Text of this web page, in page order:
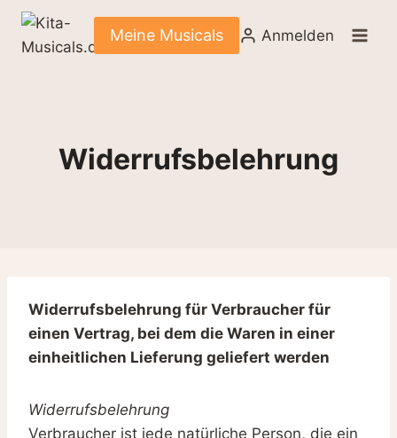
Zum
springen
Meine Musicals Anmelden
Widerrufsbelehrung
Widerrufsbelehrung für Verbraucher für
einen Vertrag, bei dem die Waren in einer
einheitlichen Lieferung geliefert werden
Widerrufsbelehrung
Verbraucher ist jede natürliche Person, die ein